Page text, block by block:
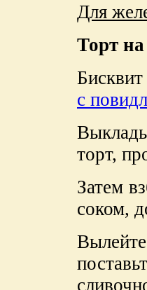
Для
Торт
с
торт,
Затем
соком,